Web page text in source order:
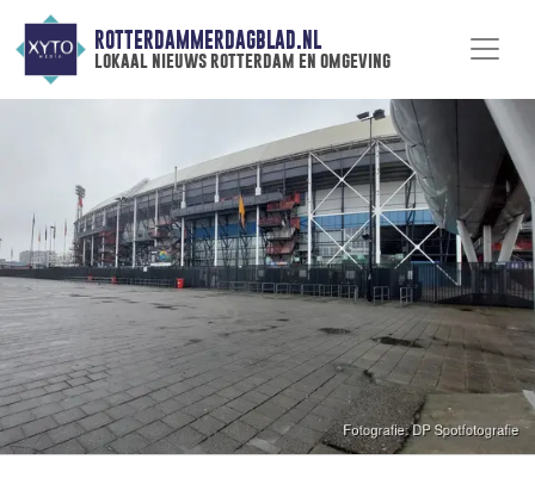
ROTTERDAMMERDAGBLAD.NL
lokaal nieuws rotterdam en omgeving